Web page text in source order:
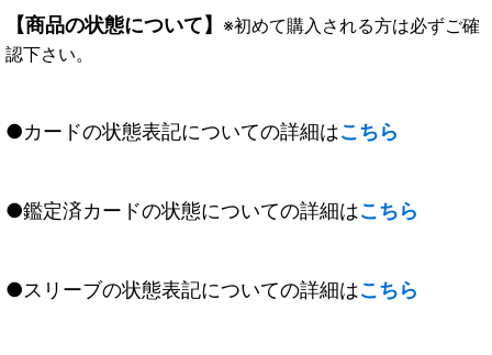
【商品の状態について】 ※初めて購入される方は必ずご確
認下さい。
●カードの状態表記についての詳細はこちら
●鑑定済カードの状態についての詳細はこちら
●スリーブの状態表記についての詳細はこちら